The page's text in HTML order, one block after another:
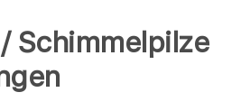
Schimmelpilze